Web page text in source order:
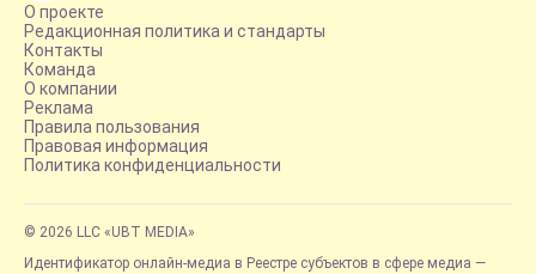
О проекте
Редакционная политика и стандарты
Контакты
Команда
О компании
Реклама
Правила пользования
Правовая информация
Политика конфиденциальности
© 2026 LLC «UBT MEDIA»
Идентификатор онлайн-медиа в Реестре субъектов в сфере медиа —